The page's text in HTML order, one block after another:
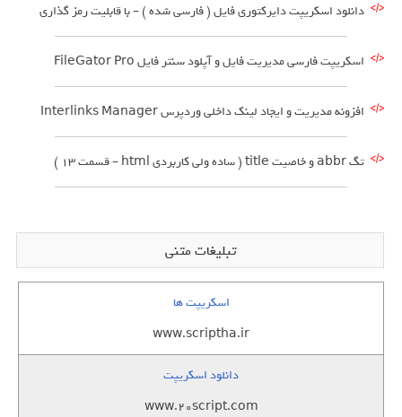
دانلود اسکریپت دایرکتوری فایل ( فارسی شده ) – با قابلیت رمز گذاری
اسکریپت فارسی مدیریت فایل و آپلود سنتر فایل FileGator Pro
افزونه مدیریت و ایجاد لینک داخلی وردپرس Interlinks Manager
تگ abbr و خاصیت title ( ساده ولی کاربردی html – قسمت 13 )
تبلیغات متنی
اسکریپت ها
www.scriptha.ir
دانلود اسکریپت
www.20script.com